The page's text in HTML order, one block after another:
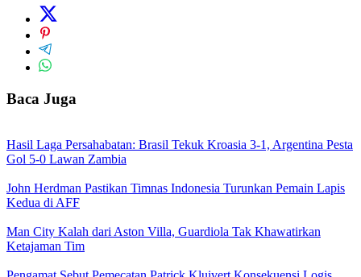
Baca Juga
Hasil Laga Persahabatan: Brasil Tekuk Kroasia 3-1, Argentina Pesta
Gol 5-0 Lawan Zambia
John Herdman Pastikan Timnas Indonesia Turunkan Pemain Lapis
Kedua di AFF
Man City Kalah dari Aston Villa, Guardiola Tak Khawatirkan
Ketajaman Tim